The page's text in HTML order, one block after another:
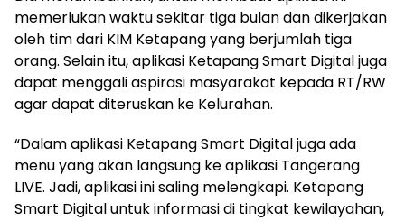
memerlukan waktu sekitar tiga bulan dan dikerjakan
oleh tim dari KIM Ketapang yang berjumlah tiga
orang. Selain itu, aplikasi Ketapang Smart Digital juga
dapat menggali aspirasi masyarakat kepada RT/RW
agar dapat diteruskan ke Kelurahan.
“Dalam aplikasi Ketapang Smart Digital juga ada
menu yang akan langsung ke aplikasi Tangerang
LIVE. Jadi, aplikasi ini saling melengkapi. Ketapang
Smart Digital untuk informasi di tingkat kewilayahan,